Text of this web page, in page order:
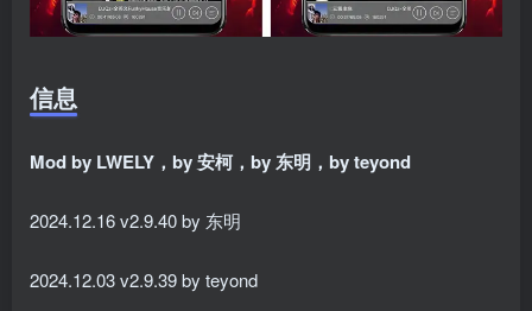
信息
Mod by LWELY，by 安柯，by 东明，by teyond
2024.12.16 v2.9.40 by 东明
2024.12.03 v2.9.39 by teyond